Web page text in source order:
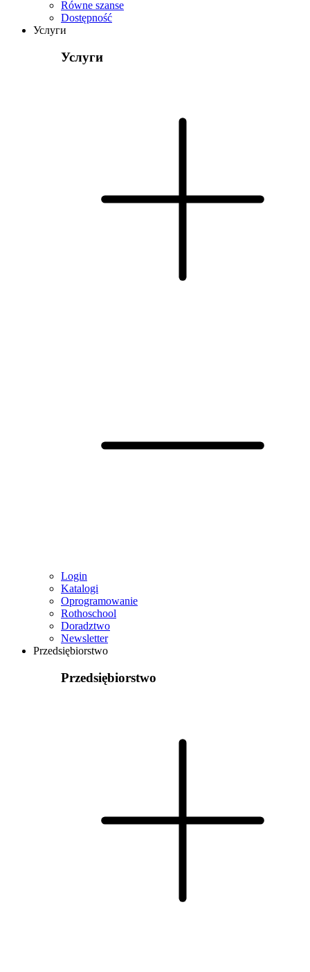
Równe szanse
Dostępność
Услуги
Услуги
Login
Katalogi
Oprogramowanie
Rothoschool
Doradztwo
Newsletter
Przedsiębiorstwo
Przedsiębiorstwo